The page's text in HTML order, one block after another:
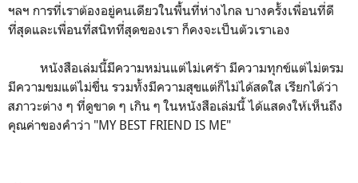
ฯลฯ การที่เราต้องอยู่คนเดียวในพื้นที่ห่างไกล บางครั้งเพื่อนที่ดี
ที่สุดและเพื่อนที่สนิทที่สุดของเรา ก็คงจะเป็นตัวเราเอง
หนังสือเล่มนี้มีความหม่นแต่ไม่เศร้า มีความทุกข์แต่ไม่ตรม
มีความขมแต่ไม่ขื่น รวมทั้งมีความสุขแต่ก็ไม่ได้สดใส เรียกได้ว่า
สภาวะต่าง ๆ ที่ดูขาด ๆ เกิน ๆ ในหนังสือเล่มนี้ ได้แสดงให้เห็นถึง
คุณค่าของคำว่า "MY BEST FRIEND IS ME"